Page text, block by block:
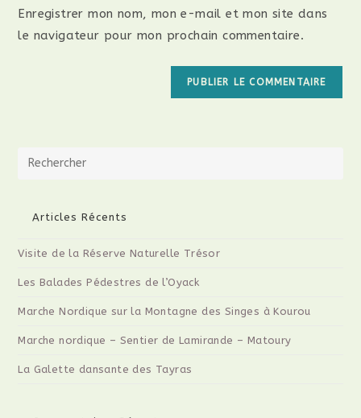
(facultatif)
Enregistrer mon nom, mon e-mail et mon site dans
le navigateur pour mon prochain commentaire.
Articles Récents
Visite de la Réserve Naturelle Trésor
Les Balades Pédestres de l’Oyack
Marche Nordique sur la Montagne des Singes à Kourou
Marche nordique – Sentier de Lamirande – Matoury
La Galette dansante des Tayras